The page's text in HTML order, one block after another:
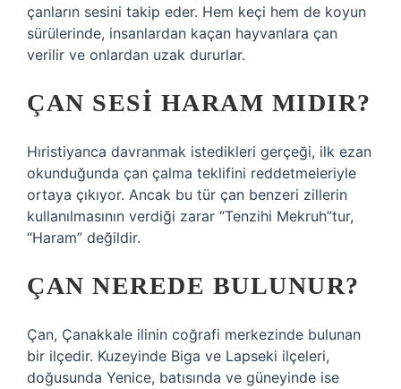
çanların sesini takip eder. Hem keçi hem de koyun
sürülerinde, insanlardan kaçan hayvanlara çan
verilir ve onlardan uzak dururlar.
ÇAN SESI HARAM MIDIR?
Hıristiyanca davranmak istedikleri gerçeği, ilk ezan
okunduğunda çan çalma teklifini reddetmeleriyle
ortaya çıkıyor. Ancak bu tür çan benzeri zillerin
kullanılmasının verdiği zarar “Tenzihi Mekruh”tur,
“Haram” değildir.
ÇAN NEREDE BULUNUR?
Çan, Çanakkale ilinin coğrafi merkezinde bulunan
bir ilçedir. Kuzeyinde Biga ve Lapseki ilçeleri,
doğusunda Yenice, batısında ve güneyinde ise